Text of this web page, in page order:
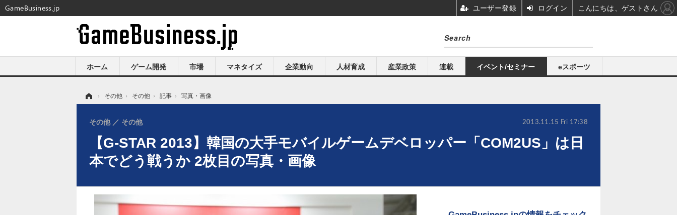
ホーム ゲーム開発 市場 マネタイズ 企業動向 人材育成 産業政策 連載 イベント/セミナー eスポーツ
› その他 › その他 › 記事 › 写真・画像
【G-STAR 2013】韓国の大手モバイルゲームデベロッパー「COM2US」は日
本でどう戦うか 2枚目の写真・画像
その他 その他 2013.11.15 Fri 17:38
GameBusiness.jp ユーザー登録 ログイン こんにちは、ゲストさん